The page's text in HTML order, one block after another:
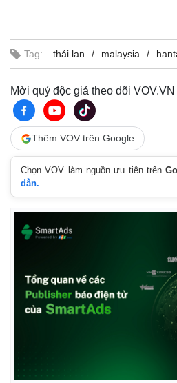
Tag: thái lan malaysia
Mời quý độc giả theo dõi VOV.VN
Thêm VOV trên Google
Chọn VOV làm nguồn ưu tiên trên
dẫn.